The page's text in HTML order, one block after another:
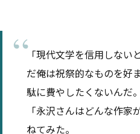
「現代文学を信用しな
だ俺は祝祭的なものを好
駄に費やしたくないんだ
「永沢さんはどんな作
ねてみた。